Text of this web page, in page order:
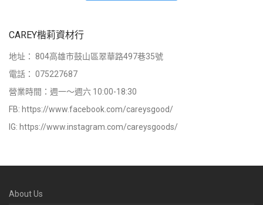
CAREY楷莉資材行
地址： 804高雄市鼓山區翠華路497巷35號
電話： 075227687
營業時間：週一～週六 10:00-18:30
FB: https://www.facebook.com/careysgood/
IG: https://www.instagram.com/careysgoods/
About Us